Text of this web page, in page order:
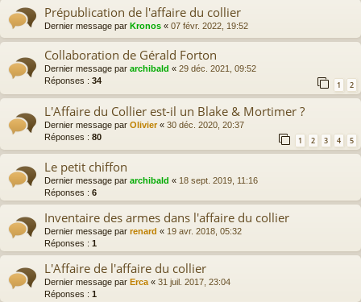
Prépublication de l'affaire du collier
Dernier message par Kronos « 07 févr. 2022, 19:52
Collaboration de Gérald Forton
Dernier message par archibald « 29 déc. 2021, 09:52
Réponses : 34 1 2
L'Affaire du Collier est-il un Blake & Mortimer ?
Dernier message par Olivier« 30 déc. 2020, 20:37
Réponses : 80 1 2 3 4 5
Le petit chiffon
Dernier message par archibald « 18 sept. 2019, 11:16
Réponses : 6
Inventaire des armes dans l'affaire du collier
Dernier message par renard « 19 avr. 2018, 05:32
Réponses : 1
L'Affaire de l'affaire du collier
Dernier message par Erca « 31 juil. 2017, 23:04
Réponses : 1